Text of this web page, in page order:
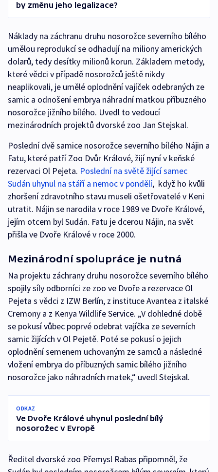
by změnu jeho legalizace?
Náklady na záchranu druhu nosorožce severního bílého
umělou reprodukcí se odhadují na miliony amerických
dolarů, tedy desítky milionů korun. Základem metody,
které vědci v případě nosorožců ještě nikdy
neaplikovali, je umělé oplodnění vajíček odebraných ze
samic a odnošení embrya náhradní matkou příbuzného
nosorožce jižního bílého. Uvedl to vedoucí
mezinárodních projektů dvorské zoo Jan Stejskal.
Poslední dvě samice nosorožce severního bílého Nájin a
Fatu, které patří Zoo Dvůr Králové, žijí nyní v keňské
rezervaci Ol Pejeta. Poslední na světě žijící samec
Sudán uhynul na stáří a nemoc v pondělí, když ho kvůli
zhoršení zdravotního stavu museli ošetřovatelé v Keni
utratit. Nájin se narodila v roce 1989 ve Dvoře Králové,
jejím otcem byl Sudán. Fatu je dcerou Nájin, na svět
přišla ve Dvoře Králové v roce 2000.
Mezinárodní spolupráce je nutná
Na projektu záchrany druhu nosorožce severního bílého
spojily síly odborníci ze zoo ve Dvoře a rezervace Ol
Pejeta s vědci z IZW Berlín, z instituce Avantea z italské
Cremony a z Kenya Wildlife Service. „V dohledné době
se pokusí vůbec poprvé odebrat vajíčka ze severních
samic žijících v Ol Pejetě. Poté se pokusí o jejich
oplodnění semenem uchovaným ze samců a následné
vložení embrya do příbuzných samic bílého jižního
nosorožce jako náhradních matek,“ uvedl Stejskal.
ODKAZ
Ve Dvoře Králové uhynul poslední bílý
nosorožec v Evropě
Ředitel dvorské zoo Přemysl Rabas připomněl, že